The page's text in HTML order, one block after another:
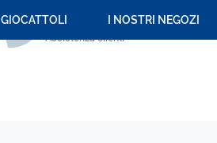
+39 059 694 092
Assistenza clienti
GIOCATTOLI I NOSTRI NEGOZI